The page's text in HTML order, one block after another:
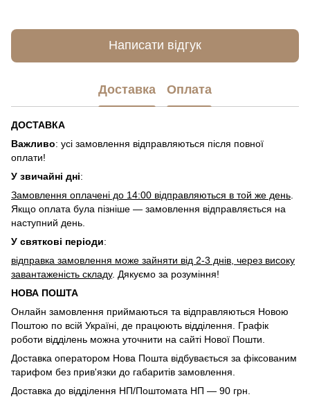
Написати відгук
Доставка Оплата
ДОСТАВКА
Важливо: усі замовлення відправляються після повної
оплати!
У звичайні дні:
Замовлення оплачені до 14:00 відправляються в той же день
Якщо оплата була пізніше — замовлення відправляється на
наступний день.
У святкові періоди:
відправка замовлення може зайняти від 2-3 днів, через високу
завантаженість складу. Дякуємо за розуміння!
НОВА ПОШТА
Онлайн замовлення приймаються та відправляються Новою
Поштою по всій Україні, де працюють відділення. Графік
роботи відділень можна уточнити на сайті Нової Пошти.
Доставка оператором Нова Пошта відбувається за фіксованим
тарифом без прив'язки до габаритів замовлення.
Доставка до відділення НП/Поштомата НП — 90 грн.